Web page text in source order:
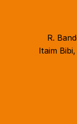
R.
Itaim